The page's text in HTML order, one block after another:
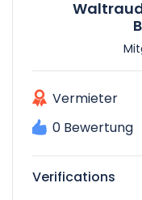
Vermieter
0 Bewertung
Verifications